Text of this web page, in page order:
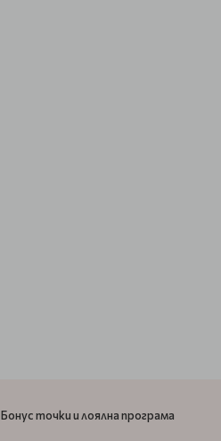
Бонус точки и лоялна програма